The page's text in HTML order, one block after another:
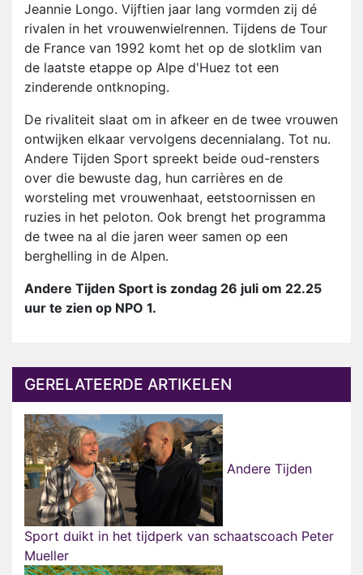
Jeannie Longo. Vijftien jaar lang vormden zij dé
rivalen in het vrouwenwielrennen. Tijdens de Tour
de France van 1992 komt het op de slotklim van
de laatste etappe op Alpe d'Huez tot een
zinderende ontknoping.
De rivaliteit slaat om in afkeer en de twee vrouwen
ontwijken elkaar vervolgens decennialang. Tot nu.
Andere Tijden Sport spreekt beide oud-rensters
over die bewuste dag, hun carrières en de
worsteling met vrouwenhaat, eetstoornissen en
ruzies in het peloton. Ook brengt het programma
de twee na al die jaren weer samen op een
berghelling in de Alpen.
Andere Tijden Sport is zondag 26 juli om 22.25
uur te zien op NPO 1.
GERELATEERDE ARTIKELEN
Andere Tijden
Sport duikt in het tijdperk van schaatscoach Peter
Mueller